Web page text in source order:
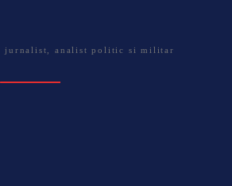
jurnalist, analist politic si militar